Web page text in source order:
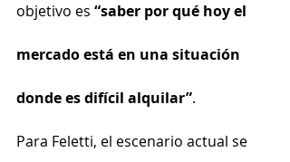
objetivo es “saber por qué hoy el
mercado está en una situación
donde es difícil alquilar”.
Para Feletti, el escenario actual se